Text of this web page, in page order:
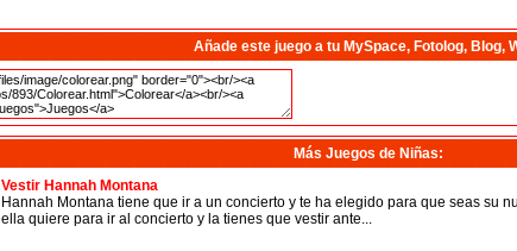
Añade este juego a tu MySpace, Fotolog, Blog,
Más Juegos de Niñas:
Vestir Hannah Montana
Hannah Montana tiene que ir a un concierto y te ha elegido para que seas su
ella quiere para ir al concierto y la tienes que vestir ante...